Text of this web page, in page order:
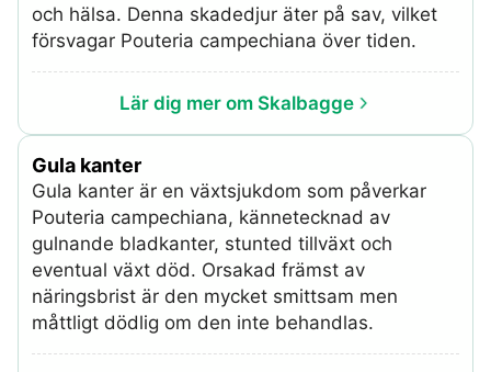
och hälsa. Denna skadedjur äter på sav, vilket
försvagar Pouteria campechiana över tiden.
Lär dig mer om Skalbagge
Gula kanter
Gula kanter är en växtsjukdom som påverkar
Pouteria campechiana, kännetecknad av
gulnande bladkanter, stunted tillväxt och
eventual växt död. Orsakad främst av
näringsbrist är den mycket smittsam men
måttligt dödlig om den inte behandlas.